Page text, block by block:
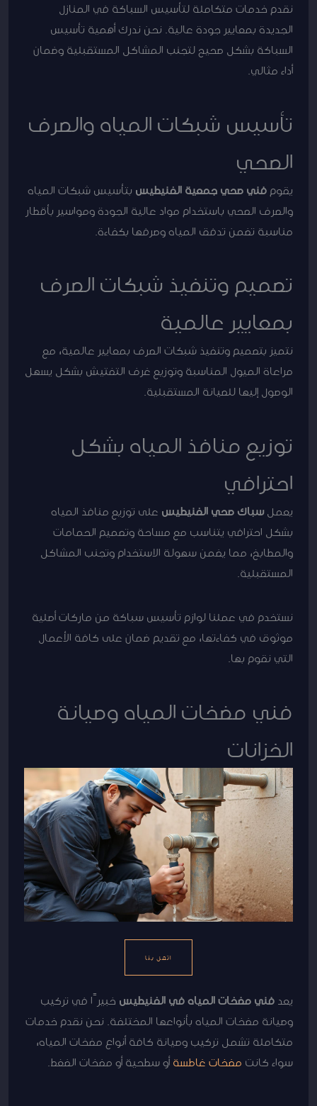
نقدم خدمات متكاملة لتأسيس السباكة في المنازل
الجديدة بمعايير جودة عالية. نحن ندرك أهمية تأسيس
السباكة بشكل صحيح لتجنب المشاكل المستقبلية وضمان
أداء مثالي.
تأسيس شبكات المياه والصرف
الصحي
يقوم فني صحي جمعية الفنيطيس بتأسيس شبكات المياه
والصرف الصحي باستخدام مواد عالية الجودة ومواسير بأقطار
مناسبة تضمن تدفق المياه وصرفها بكفاءة.
تصميم وتنفيذ شبكات الصرف
بمعايير عالمية
نتميز بتصميم وتنفيذ شبكات الصرف بمعايير عالمية، مع
مراعاة الميول المناسبة وتوزيع غرف التفتيش بشكل يسهل
الوصول إليها للصيانة المستقبلية.
توزيع منافذ المياه بشكل
احترافي
يعملسباك صحي الفنيطيس على توزيع منافذ المياه
بشكل احترافي يتناسب مع مساحة وتصميم الحمامات
والمطابخ، مما يضمن سهولة الاستخدام وتجنب المشاكل
المستقبلية.
نستخدم في عملنا لوازم تأسيس سباكة من ماركات أصلية
موثوق في كفاءتها، مع تقديم ضمان على كافة الأعمال
التي نقوم بها.
فني مضخات المياه وصيانة
الخزانات
اتصل بنا
يعد فني مضخات المياه في الفنيطيس خبيرًا في تركيب
وصيانة مضخات المياه بأنواعها المختلفة. نحن نقدم خدمات
متكاملة تشمل تركيب وصيانة كافة أنواع مضخات المياه،
سواء كانت مضخات غاطسة أو سطحية أو مضخات الضغط.